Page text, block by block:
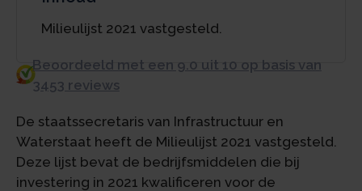
Milieulijst 2021 vastgesteld.
Beoordeeld met een 9.0 uit 10 op basis van
3453 reviews
De staatssecretaris van Infrastructuur en
Waterstaat heeft de Milieulijst 2021 vastgesteld.
Deze lijst bevat de bedrijfsmiddelen die bij
investering in 2021 kwalificeren voor de